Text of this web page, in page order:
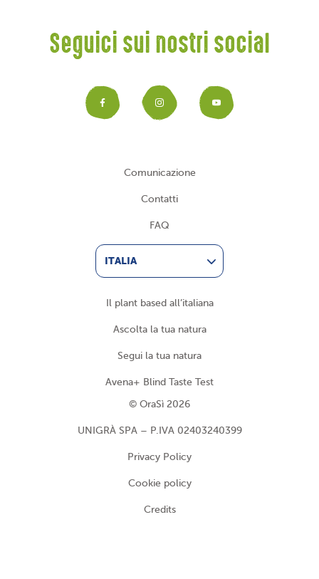
Seguici sui nostri social
Facebook
Instagram
Comunicazione
Contatti
FAQ
ITALIA
Il plant based all’italiana
Ascolta la tua natura
Segui la tua natura
Avena+ Blind Taste Test
© OraSì 2026
UNIGRÀ SPA – P.IVA 02403240399
Privacy Policy
Cookie policy
Credits